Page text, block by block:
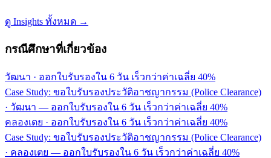
ดู Insights ทั้งหมด →
กรณีศึกษาที่เกี่ยวข้อง
วัฒนา · ออกใบรับรองใน 6 วัน เร็วกว่าค่าเฉลี่ย 40%
Case Study: ขอใบรับรองประวัติอาชญากรรม (Police Clearance)
· วัฒนา — ออกใบรับรองใน 6 วัน เร็วกว่าค่าเฉลี่ย 40%
คลองเตย · ออกใบรับรองใน 6 วัน เร็วกว่าค่าเฉลี่ย 40%
Case Study: ขอใบรับรองประวัติอาชญากรรม (Police Clearance)
· คลองเตย — ออกใบรับรองใน 6 วัน เร็วกว่าค่าเฉลี่ย 40%